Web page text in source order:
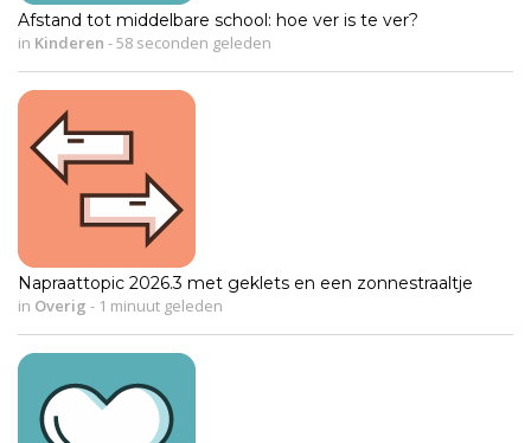
Afstand tot middelbare school: hoe ver is te ver?
in Kinderen -58 seconden geleden
Napraattopic 2026.3 met geklets en een zonnestraaltje
in Overig - 1 minuut geleden